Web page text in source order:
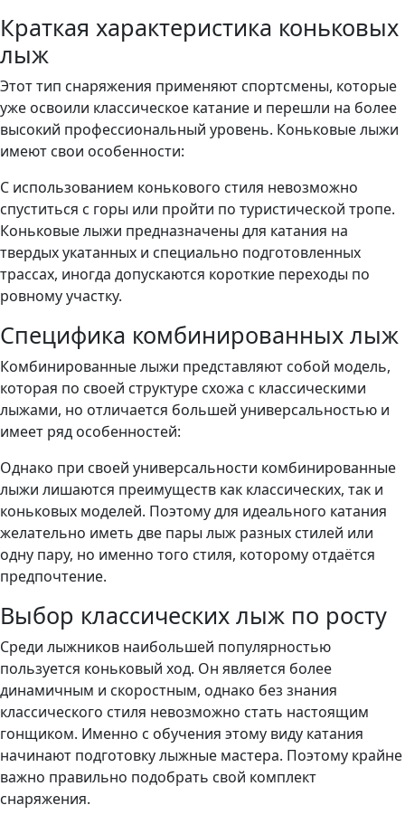
Краткая характеристика коньковых
лыж
Этот тип снаряжения применяют спортсмены, которые
уже освоили классическое катание и перешли на более
высокий профессиональный уровень. Коньковые лыжи
имеют свои особенности:
С использованием конькового стиля невозможно
спуститься с горы или пройти по туристической тропе.
Коньковые лыжи предназначены для катания на
твердых укатанных и специально подготовленных
трассах, иногда допускаются короткие переходы по
ровному участку.
Специфика комбинированных лыж
Комбинированные лыжи представляют собой модель,
которая по своей структуре схожа с классическими
лыжами, но отличается большей универсальностью и
имеет ряд особенностей:
Однако при своей универсальности комбинированные
лыжи лишаются преимуществ как классических, так и
коньковых моделей. Поэтому для идеального катания
желательно иметь две пары лыж разных стилей или
одну пару, но именно того стиля, которому отдаётся
предпочтение.
Выбор классических лыж по росту
Среди лыжников наибольшей популярностью
пользуется коньковый ход. Он является более
динамичным и скоростным, однако без знания
классического стиля невозможно стать настоящим
гонщиком. Именно с обучения этому виду катания
начинают подготовку лыжные мастера. Поэтому крайне
важно правильно подобрать свой комплект
снаряжения.